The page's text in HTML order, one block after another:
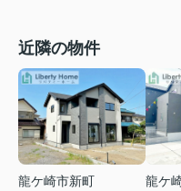
近隣の物件
龍ケ崎市新町
龍ケ